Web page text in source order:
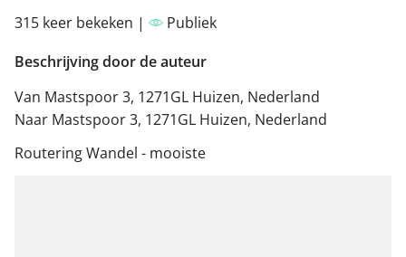
315 keer bekeken |
Publiek
Beschrijving door de auteur
Van Mastspoor 3, 1271GL Huizen, Nederland
Naar Mastspoor 3, 1271GL Huizen, Nederland
Routering Wandel - mooiste